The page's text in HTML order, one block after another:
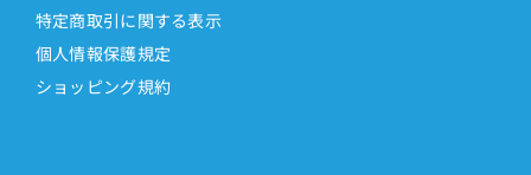
特定商取引に関する表示
個人情報保護規定
ショッピング規約